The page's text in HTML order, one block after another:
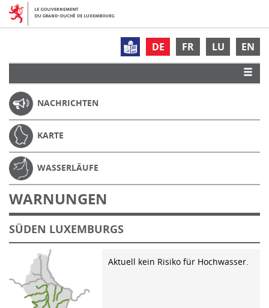
DE FR LU EN
NACHRICHTEN
KARTE
WASSERLÄUFE
WARNUNGEN
SÜDEN LUXEMBURGS
Aktuell kein Risiko für Hochwasser.